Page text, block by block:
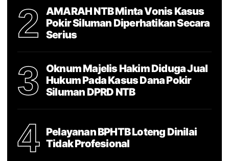
2
AMARAH NTB Minta Vonis Kasus
Pokir Siluman Diperhatikan Secara
Serius
3
Oknum Majelis Hakim Diduga Jual
Hukum Pada Kasus Dana Pokir
Siluman DPRD NTB
4
Pelayanan BPHTB Loteng Dinilai
Tidak Profesional